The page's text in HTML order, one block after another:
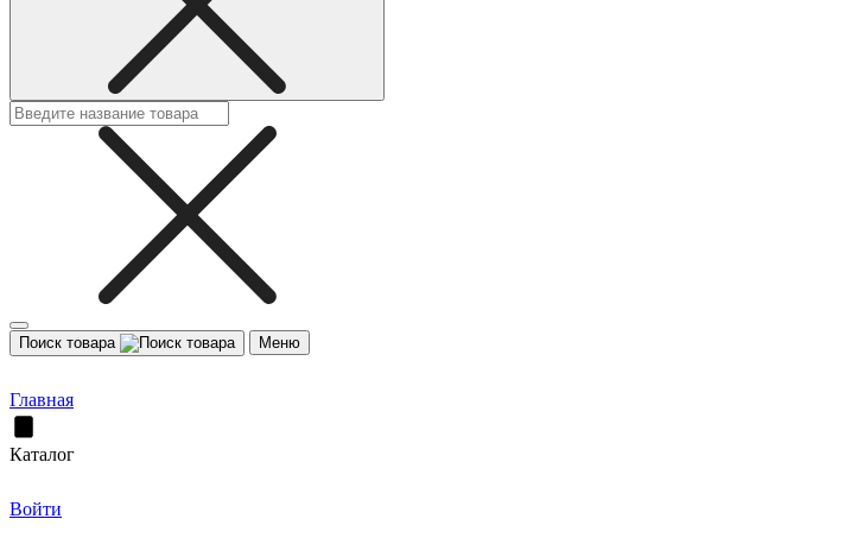
Поиск товара Меню
Главная
Каталог
Войти